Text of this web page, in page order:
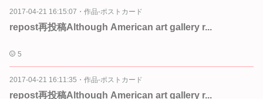
2017-04-21 16:15:07 ・ 作品-ポストカード
︎repost︎再投稿︎Although American art gallery r...
5
2017-04-21 16:11:35 ・ 作品-ポストカード
︎repost︎再投稿︎Although American art gallery r...